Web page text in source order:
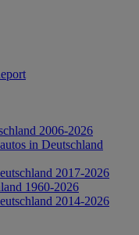
2006-2026
in Deutschland
2017-2026
1960-2026
2014-2026